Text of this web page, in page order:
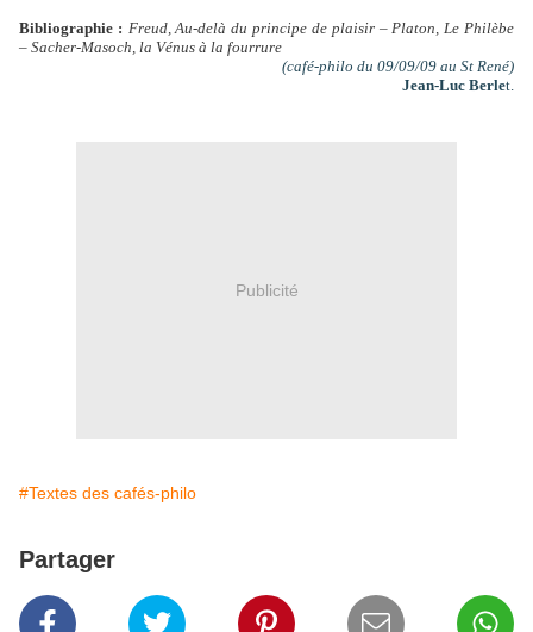
Bibliographie : Freud, Au-delà du principe de plaisir – Platon, Le Philèbe
– Sacher-Masoch, la Vénus à la fourrure
(café-philo du 09/09/09 au St René)
Jean-Luc Berlet.
Publicité
#Textes des cafés-philo
Partager